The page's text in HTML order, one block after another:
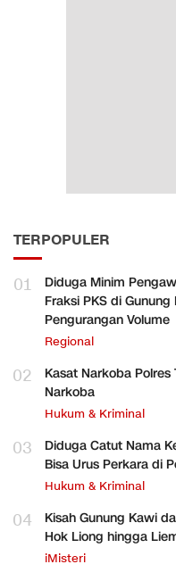
TERPOPULER
01
Diduga Minim
Fraksi PKS di
Pengurangan Volume
Regional
02
Kasat Narkoba
Narkoba
Hukum & Kriminal
03
Diduga Catut Nama
Bisa Urus Perkara di
Hukum & Kriminal
04
Kisah Gunung Kawi
Hok Liong hingga
iMisteri